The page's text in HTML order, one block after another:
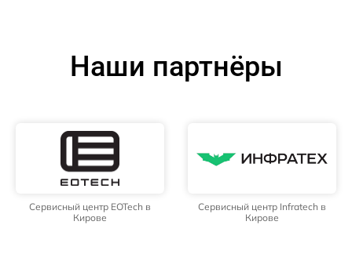
Наши партнёры
Сервисный центр EOTech в
Кирове
Сервисный центр Infratech в
Кирове